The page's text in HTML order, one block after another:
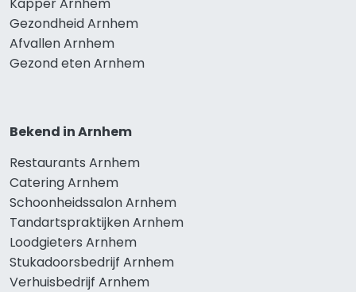
Gezondheid Arnhem
Afvallen Arnhem
Gezond eten Arnhem
Bekend in Arnhem
Restaurants Arnhem
Catering Arnhem
Schoonheidssalon Arnhem
Tandartspraktijken Arnhem
Loodgieters Arnhem
Stukadoorsbedrijf Arnhem
Verhuisbedrijf Arnhem